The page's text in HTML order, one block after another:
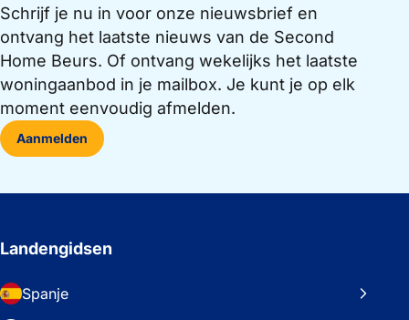
Schrijf je nu in voor onze nieuwsbrief en
ontvang het laatste nieuws van de Second
Home Beurs. Of ontvang wekelijks het laatste
woningaanbod in je mailbox. Je kunt je op elk
moment eenvoudig afmelden.
Aanmelden
Landengidsen
Spanje